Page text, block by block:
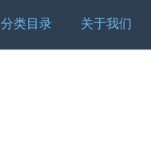
分类目录 关于我们